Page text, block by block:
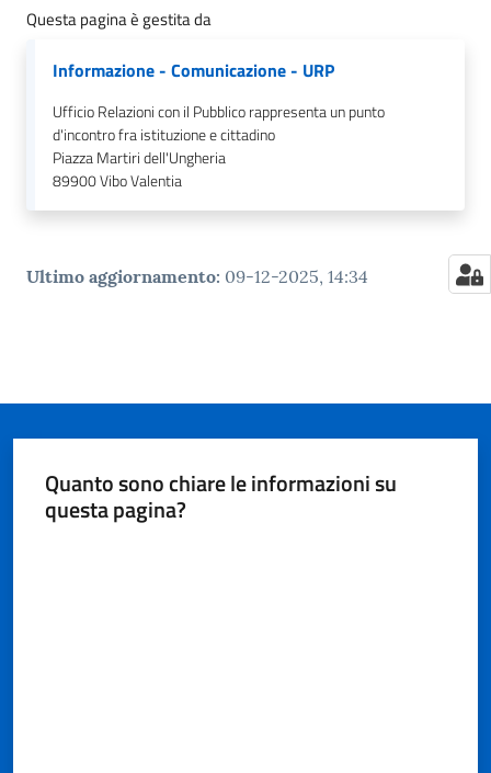
Questa pagina è gestita da
Informazione - Comunicazione - URP
Ufficio Relazioni con il Pubblico rappresenta un punto
d'incontro fra istituzione e cittadino
Piazza Martiri dell'Ungheria
89900Vibo Valentia
Ultimo aggiornamento: 09-12-2025, 14:34
Quanto sono chiare le informazioni su
questa pagina?